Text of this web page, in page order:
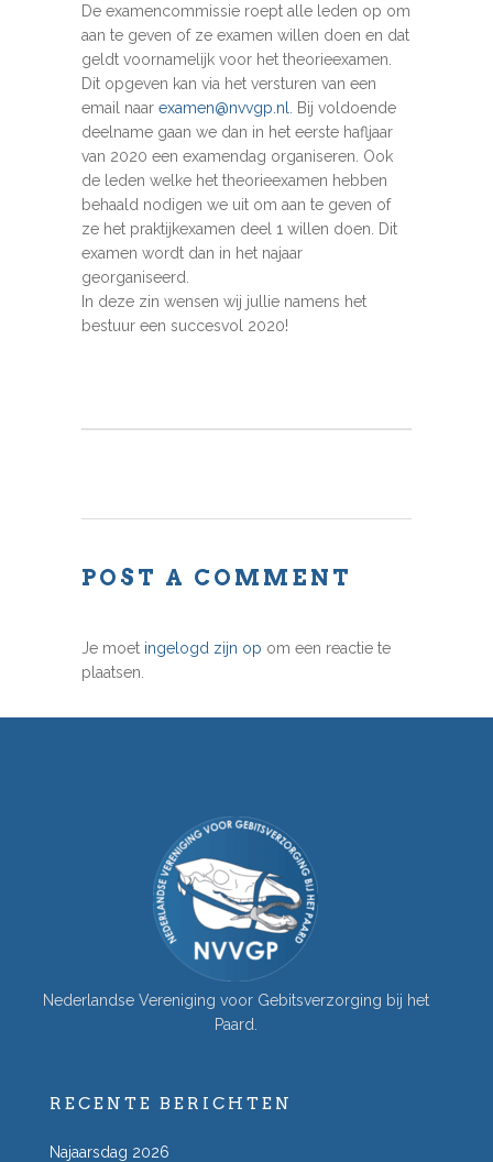
De examencommissie roept alle leden op om
aan te geven of ze examen willen doen en dat
geldt voornamelijk voor het theorieexamen.
Dit opgeven kan via het versturen van een
email naar examen@nvvgp.nl
. Bij voldoende
deelname gaan we dan in het eerste hafljaar
van 2020 een examendag organiseren. Ook
de leden welke het theorieexamen hebben
behaald nodigen we uit om aan te geven of
ze het praktijkexamen deel 1 willen doen. Dit
examen wordt dan in het najaar
georganiseerd.
In deze zin wensen wij jullie namens het
bestuur een succesvol 2020!
POST A COMMENT
Je moet ingelogd zijn op om een reactie te
plaatsen.
Nederlandse Vereniging voor Gebitsverzorging bij het
Paard.
RECENTE BERICHTEN
Najaarsdag 2026